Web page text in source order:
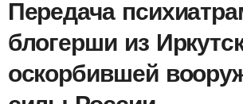
Передача
блогерши из
оскорбившей